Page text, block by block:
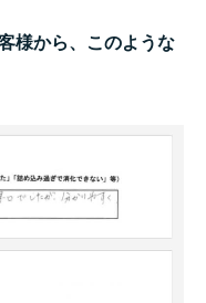
様から、このような